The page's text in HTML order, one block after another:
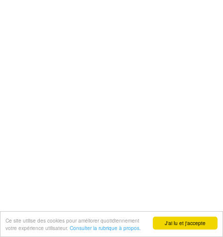
J'ai lu et j'accepte
Ce site utilise des cookies pour améliorer quotidiennement
votre expérience utilisateur. Consulter la rubrique à propos.